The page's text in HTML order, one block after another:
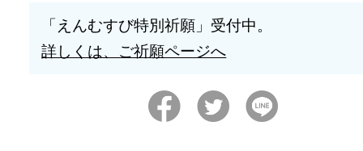
「えんむすび特別祈願」受付中。
詳しくは、ご祈願ページへ